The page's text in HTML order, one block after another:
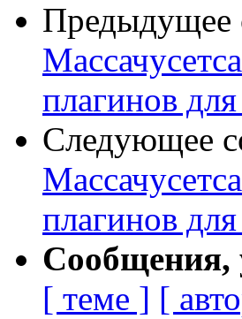
плагинов
Следующее
плагинов
Сообщения,
[ теме ] [